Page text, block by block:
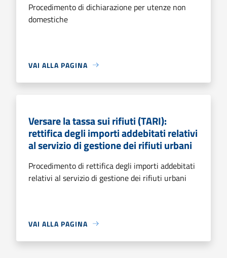
Procedimento di dichiarazione per utenze non
domestiche
VAI ALLA PAGINA
Versare la tassa sui rifiuti (TARI):
rettifica degli importi addebitati relativi
al servizio di gestione dei rifiuti urbani
Procedimento di rettifica degli importi addebitati
relativi al servizio di gestione dei rifiuti urbani
VAI ALLA PAGINA